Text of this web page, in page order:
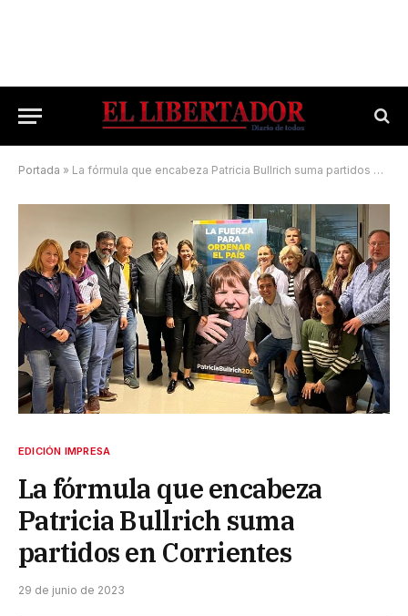
Portada » La fórmula que encabeza Patricia Bullrich suma partidos en Corrientes
EDICIÓN IMPRESA
La fórmula que encabeza
Patricia Bullrich suma
partidos en Corrientes
29 de junio de 2023